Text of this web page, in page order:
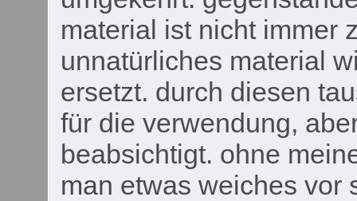
material ist nicht immer
unnatürliches material
ersetzt. durch diesen
für die verwendung,
beabsichtigt. ohne
man etwas weiches vor